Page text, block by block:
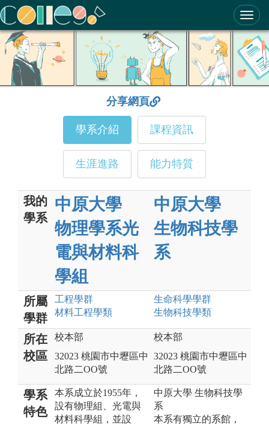
ColleGo! 大學選才與高中育才輔助系統
分享網頁
學系介紹 課程資訊
生涯進路 能力特質
我的
學系
中原大學
物理學系光
電與材料科
學組
中原大學
生物科技學
系
所屬
學群
工程學群
材料工程學類
生命科學學群
生物科技學類
所在
校區
校本部
32023 桃園市中壢區中
北路二OO號
校本部
32023 桃園市中壢區中
北路二OO號
學系
特色
本系成立於1955年，
設有物理組、光電與
材料科學組，並設
中原大學 生物科技學
系
本系有獨立的系館，